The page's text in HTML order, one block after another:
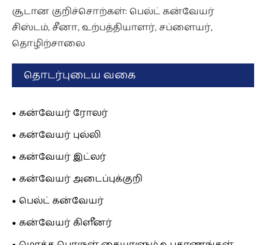
சூடான குறிச்சொற்கள்: பெல்ட் கன்வேயர்
சிஸ்டம், சீனா, உற்பத்தியாளர், சப்ளையர்,
தொழிற்சாலை
தொடர்புடைய வகை
கன்வேயர் ரோலர்
கன்வேயர் புல்லி
கன்வேயர் இட்லர்
கன்வேயர் அடைப்புக்குறி
பெல்ட் கன்வேயர்
கன்வேயர் கிளீனர்